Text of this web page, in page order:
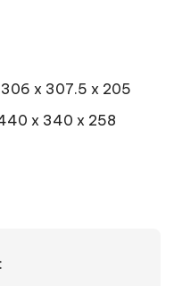
x 307.5 x 205
x 340 x 258